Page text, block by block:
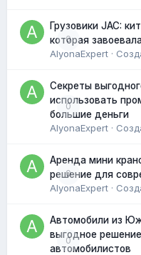
0
Грузовики JAC:
которая
AlyonaExpert ·
0
Секреты
использовать
большие деньги
AlyonaExpert ·
0
Аренда мини
решение для
AlyonaExpert ·
0
Автомобили из
выгодное
автомобилистов